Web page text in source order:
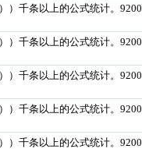
）千条以上的公式统计。9200
）千条以上的公式统计。9200
）千条以上的公式统计。9200
）千条以上的公式统计。9200
）千条以上的公式统计。9200